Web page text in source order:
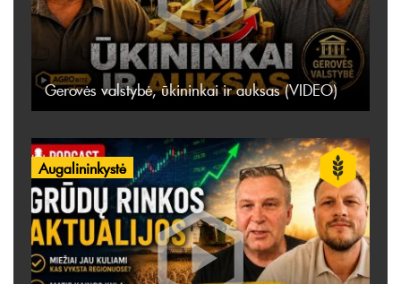
Gerovės valstybė, ūkininkai ir auksas (VIDEO)
Augalininkystė